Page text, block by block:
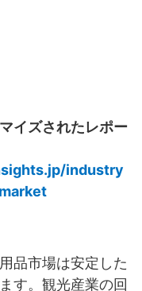
イズされたレポー
industry
品市場は安定した
す。観光産業の回